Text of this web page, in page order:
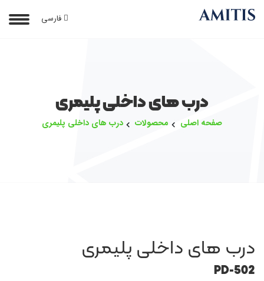
فارسی
درب های داخلی پلیمری
صفحه اصلی محصولات درب های داخلی پلیمری
درب های داخلی پلیمری
PD-502